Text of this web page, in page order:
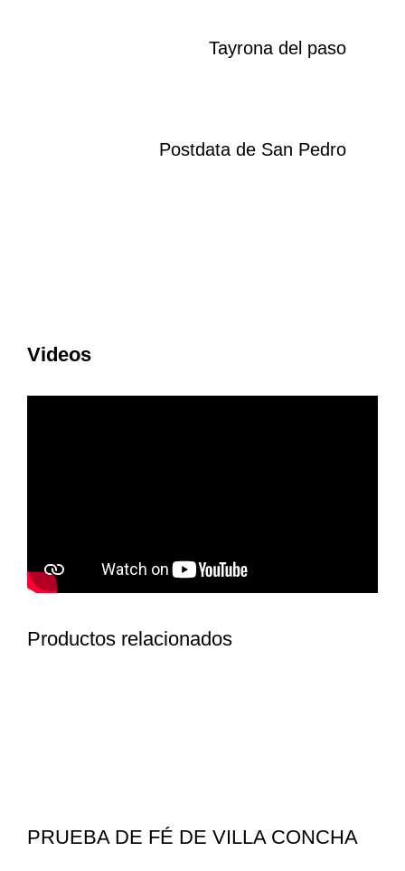
Tayrona del paso
Postdata de San Pedro
Videos
Productos relacionados
PRUEBA DE FÉ DE VILLA CONCHA